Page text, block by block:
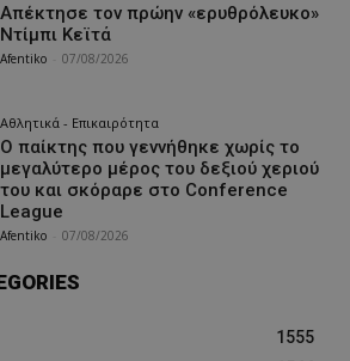
Απέκτησε τον πρώην «ερυθρόλευκο»
Ντίμπι Κεϊτά
Afentiko 07/08/2026
Αθλητικά - Επικαιρότητα
Ο παίκτης που γεννήθηκε χωρίς το
μεγαλύτερο μέρος του δεξιού χεριού
του και σκόραρε στο Conference
League
Afentiko 07/08/2026
1555